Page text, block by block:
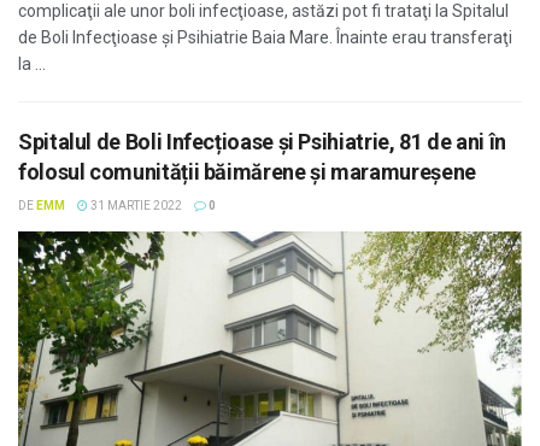
complicaţii ale unor boli infecţioase, astăzi pot fi trataţi la Spitalul
de Boli Infecţioase şi Psihiatrie Baia Mare. Înainte erau transferaţi
la ...
Spitalul de Boli Infecțioase și Psihiatrie, 81 de ani în
folosul comunității băimărene și maramureșene
DE EMM 31 MARTIE 2022 0